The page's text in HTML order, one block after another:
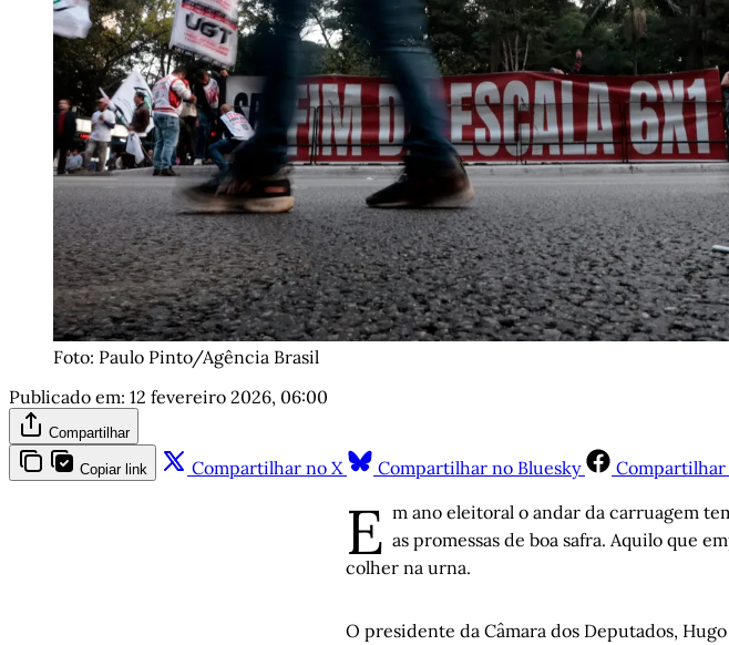
Foto: Paulo Pinto/Agência Brasil
Publicado em: 12 fevereiro 2026, 06:00
Compartilhar
Copiar link Compartilhar no X Compartilhar no Bluesky Compartilhar
E m ano eleitoral o andar da carruagem
as promessas de boa safra. Aquilo que
colher na urna.
O presidente da Câmara dos Deputados,